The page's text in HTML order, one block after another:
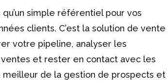
simple référentiel pour vos
clients. C’est la solution de vente
votre pipeline, analyser les
et rester en contact avec les
meilleur de la gestion de prospects et